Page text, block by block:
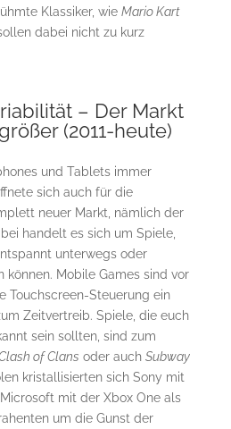
Klassiker, wie Mario Kart
dabei nicht zu kurz
– Der Markt
(2011-heute)
und Tablets immer
sich auch für die
neuer Markt, nämlich der
handelt es sich um Spiele,
unterwegs oder
können. Mobile Games sind vor
Touchscreen-Steuerung ein
Zeitvertreib. Spiele, die euch
sein sollten, sind zum
of Clans oder auch Subway
kristallisierten sich Sony mit
mit der Xbox One als
um die Gunst der